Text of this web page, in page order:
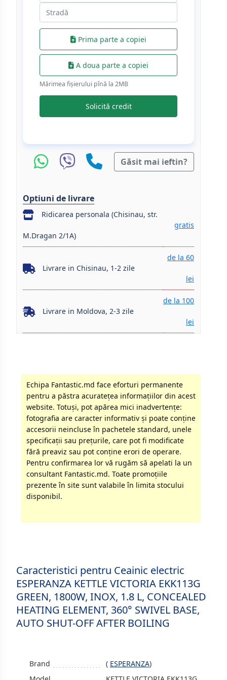
Prima parte a copiei
A doua parte a copiei
Mărimea fișierului pînă la 2МB
Solicită credit
Găsit mai ieftin?
Optiuni de livrare
Ridicarea personala (Chisinau, str.
M.Dragan 2/1A)
gratis
Livrare in Chisinau, 1-2 zile
de la 60
lei
Livrare in Moldova, 2-3 zile
de la 100
lei
Echipa Fantastic.md face eforturi permanente
pentru a păstra acurateţea informaţiilor din acest
website. Totuși, pot apărea mici inadvertenţe:
fotografia are caracter informativ şi poate conţine
accesorii neincluse în pachetele standard, unele
specificaţii sau preţurile, care pot fi modificate
fără preaviz sau pot conţine erori de operare.
Pentru confirmarea lor vă rugăm să apelati la un
consultant Fantastic.md. Toate promoţiile
prezente în site sunt valabile în limita stocului
disponibil.
Caracteristici pentru Ceainic electric
ESPERANZA KETTLE VICTORIA EKK113G
GREEN, 1800W, INOX, 1.8 L, CONCEALED
HEATING ELEMENT, 360° SWIVEL BASE,
AUTO SHUT-OFF AFTER BOILING
Brand ( ESPERANZA)